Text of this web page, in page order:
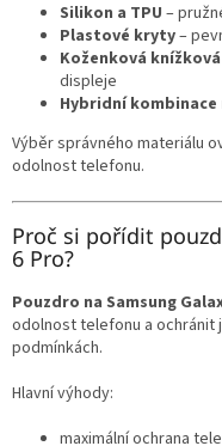
Silikon a TPU –
Plastové kryty–
Koženková
displeje
Hybridní
Výběr správného materiálu
odolnost telefonu.
Proč si pořídit
6 Pro?
Pouzdro na Samsung
odolnost telefonu a ochránit
podmínkách.
Hlavní výhody:
maximální ochrana